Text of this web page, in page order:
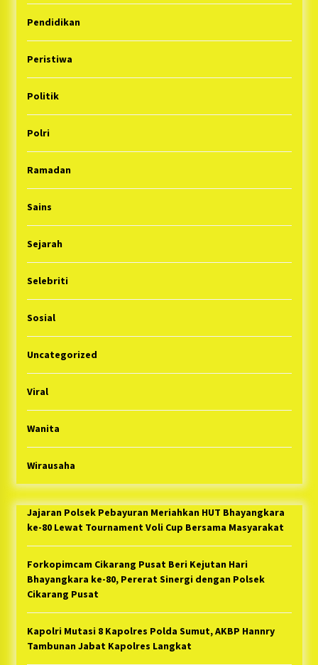
Pendidikan
Peristiwa
Politik
Polri
Ramadan
Sains
Sejarah
Selebriti
Sosial
Uncategorized
Viral
Wanita
Wirausaha
Jajaran Polsek Pebayuran Meriahkan HUT Bhayangkara
ke-80 Lewat Tournament Voli Cup Bersama Masyarakat
Forkopimcam Cikarang Pusat Beri Kejutan Hari
Bhayangkara ke-80, Pererat Sinergi dengan Polsek
Cikarang Pusat
Kapolri Mutasi 8 Kapolres Polda Sumut, AKBP Hannry
Tambunan Jabat Kapolres Langkat